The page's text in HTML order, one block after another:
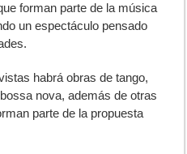
forman parte de la música
un espectáculo pensado
habrá obras de tango,
nova, además de otras
parte de la propuesta